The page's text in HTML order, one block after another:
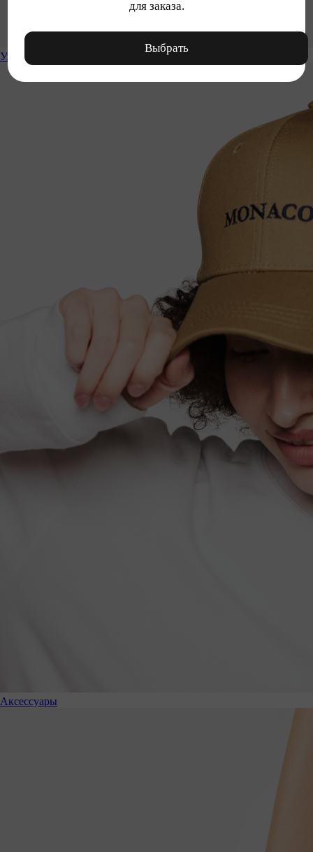
Уход
Аксессуары
для заказа.
Выбрать